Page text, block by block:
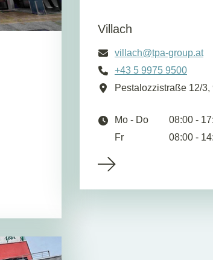
Villach
villach@tpa-group.at
+43 5 9975 9500
Pestalozzistraße 12/
Mo - Do
08:00 -
Fr
08:00 -